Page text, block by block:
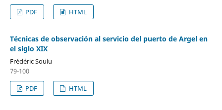
PDF
HTML
Técnicas de observación al servicio del puerto de Argel en
el siglo XIX
Frédéric Soulu
79-100
PDF
HTML